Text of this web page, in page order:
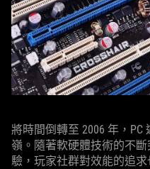
將時間倒轉至 2006 年，
嶺。隨著軟硬體技術的不
驗，玩家社群對效能的追